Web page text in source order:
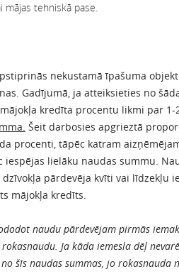
mājas tehniskā pase.
nekustamā īpašuma
Gadījumā, ja atteiksieties no
kredīta procentu likmi par 1-
Šeit darbosies apgrieztā
procenti, tāpēc katram
iespējas lielāku naudas summu.
pārdevēja kvīti vai līdzekļu
mājokļa kredīts.
naudu pārdevējam pirmās
Ja kāda iemesla dēļ
šīs naudas summas, jo rokasnauda